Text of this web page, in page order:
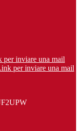
per inviare una mail
per inviare una mail